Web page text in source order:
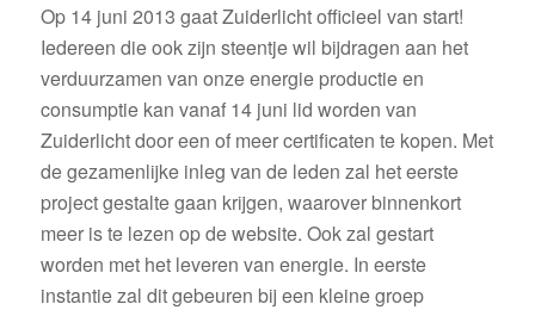
Op 14 juni 2013 gaat Zuiderlicht officieel van start!
Iedereen die ook zijn steentje wil bijdragen aan het
verduurzamen van onze energie productie en
consumptie kan vanaf 14 juni lid worden van
Zuiderlicht door een of meer certificaten te kopen. Met
de gezamenlijke inleg van de leden zal het eerste
project gestalte gaan krijgen, waarover binnenkort
meer is te lezen op de website. Ook zal gestart
worden met het leveren van energie. In eerste
instantie zal dit gebeuren bij een kleine groep